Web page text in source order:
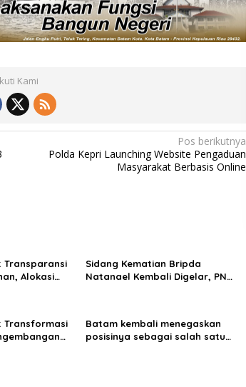
Kami
Pos berikutnya
Polda Kepri Launching Website Pengaduan
Masyarakat Berbasis Online
Transparansi
Alokasi
Sidang Kematian Bripda
Natanael Kembali Digelar, PN
Transformasi
Batam kembali menegaskan
posisinya sebagai salah satu